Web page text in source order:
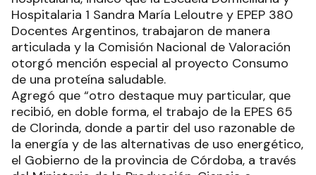
Hospitalaria 1 Sandra María Leloutre y EPEP 380
Docentes Argentinos, trabajaron de manera
articulada y la Comisión Nacional de Valoración
otorgó mención especial al proyecto Consumo
de una proteína saludable.
Agregó que “otro destaque muy particular, que
recibió, en doble forma, el trabajo de la EPES 65
de Clorinda, donde a partir del uso razonable de
la energía y de las alternativas de uso energético,
el Gobierno de la provincia de Córdoba, a través